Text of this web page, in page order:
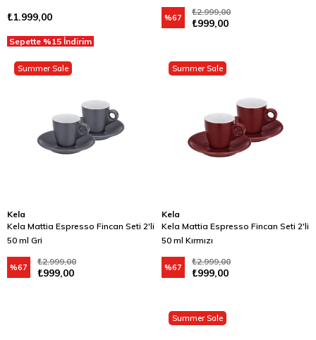
₺1.999,00
Sepette %15 İndirim
₺999,00
₺2.999,00
%67
Kela
Kela Mattia Espresso Fincan Seti 2'li
50 ml Gri
₺999,00
₺2.999,00
%67
Summer Sale
Kela
Kela Mattia Espresso Fincan Seti 2'li
50 ml Kırmızı
₺999,00
₺2.999,00
%67
Summer Sale
Summer Sale